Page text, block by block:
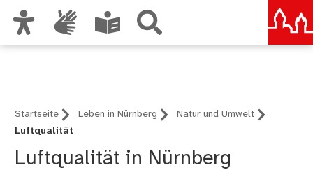
Startseite Leben in Nürnberg
Natur und Umwelt
Luftqualität
Luftqualität in Nürnberg